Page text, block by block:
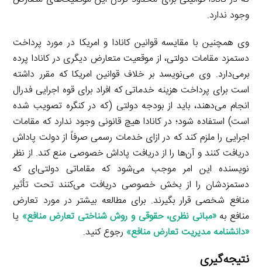
وجود ندارد.
وی همچنین با مقایسه قوانین کانادا و امریکا در مورد پرداخت
دستمزد مقامات دولتی، از موقعیت متعارض دیگری در کانادا پرده
برمی‌دارد. وی می‌نویسد بر خلاف قوانین امریکا که مقرر داشته
است برای پرداخت هزینه خدماتی که افراد برای قوه اجرایی فدرال
انجام می‌دهند، باید از بودجه دولتی (که در کنگره تصویب شده
است) استفاده شود؛ در کانادا هیچ قانونی وجود ندارد که مقامات
اجرایی را ملزم کند که در ازای خدمات رسمی صرفاً از دولت پاداش
دریافت کنند و آن‌ها را از دریافت پاداش خصوصی منع کند. از نظر
نویسنده این امر موجب می‌شود که مقاماتی دولتی‌ای که
دستمزدشان را از بخش خصوصی دریافت می‌کنند تحت تأثیر
منافع شخصی قرار بگیرند. برای مطالعه بیشتر در مورد تعارض
منافع به «مبانی نظری، حقوقی و روش شناختی تعارض منافع» یا
«دانشنامه مدیریت تعارض منافع» رجوع کنید.
نتیجه‌گیری